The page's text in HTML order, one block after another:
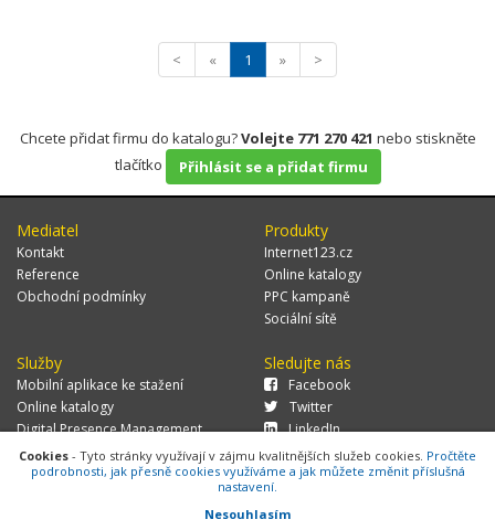
< « 1 » >
Chcete přidat firmu do katalogu?Volejte 771 270 421 nebo stiskněte
tlačítko
Přihlásit se a přidat firmu
Mediatel
Kontakt
Reference
Obchodní podmínky
Produkty
Internet123.cz
Online katalogy
PPC kampaně
Sociální sítě
Služby
Mobilní aplikace ke stažení
Online katalogy
Digital Presence Management
Více zákazníků
Sledujte nás
Facebook
Twitter
LinkedIn
© 2026 MEDIATEL CZ, s.r.o.,Za Potokem 46/4, 106 00 Praha 10, tel.:
Cookies - Tyto stránky využívají v zájmu kvalitnějších služeb cookies. Pročtěte
podrobnosti, jak přesně cookies využíváme a jak můžete změnit příslušná
nastavení.
Nesouhlasím